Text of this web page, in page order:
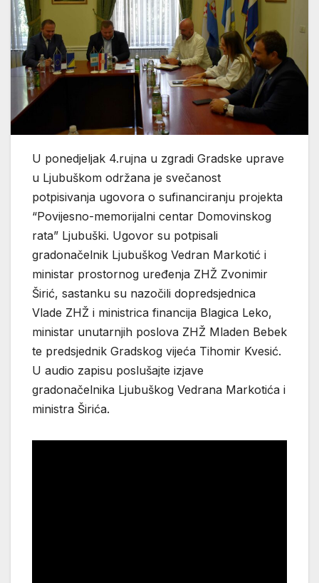
U ponedjeljak 4.rujna u zgradi Gradske uprave
u Ljubuškom održana je svečanost
potpisivanja ugovora o sufinanciranju projekta
“Povijesno-memorijalni centar Domovinskog
rata” Ljubuški. Ugovor su potpisali
gradonačelnik Ljubuškog Vedran Markotić i
ministar prostornog uređenja ZHŽ Zvonimir
Širić, sastanku su nazočili dopredsjednica
Vlade ZHŽ i ministrica financija Blagica Leko,
ministar unutarnjih poslova ZHŽ Mladen Bebek
te predsjednik Gradskog vijeća Tihomir Kvesić.
U audio zapisu poslušajte izjave
gradonačelnika Ljubuškog Vedrana Markotića i
ministra Širića.